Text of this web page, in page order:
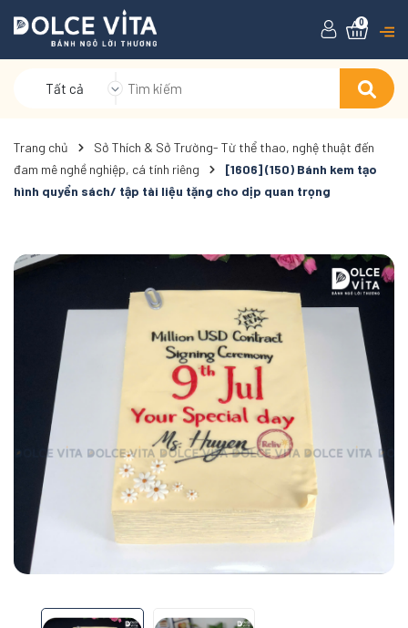
Tất cả
0
Trang chủ
Sở Thích & Sở Trường- Từ thể thao, nghệ thuật đến
đam mê nghề nghiệp, cá tính riêng
[1606] (150) Bánh kem tạo
hình quyển sách/ tập tài liệu tặng cho dịp quan trọng